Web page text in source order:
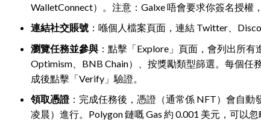
WalletConnect）。注意：Galxe 唔會要求你簽名授權
連結社交賬號：喺個人檔案頁面，連結 Twitter、
瀏覽任務並參與：點擊「Explore」頁面，會列出所有
Optimism、BNB Chain）、按獎勵類型篩選。每個任
成後點擊「Verify」驗證。
領取憑證：完成任務後，憑證（通常係 NFT）會自動
凌晨）進行。Polygon 鏈嘅 Gas 約 0.001 美元，可以忽